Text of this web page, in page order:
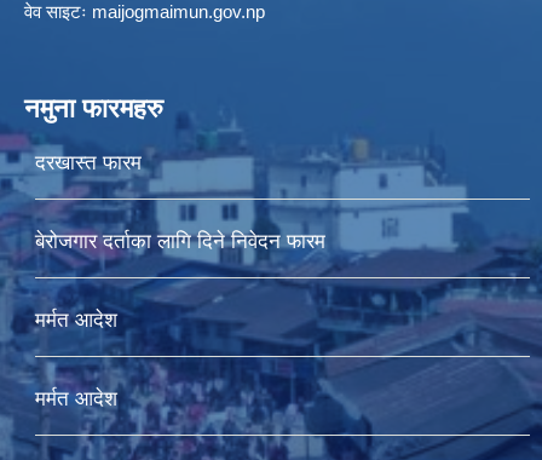
वेव साइटः maijogmaimun.gov.np
नमुना फारमहरु
दरखास्त फारम
बेरोजगार दर्ताका लागि दिने निवेदन फारम
मर्मत आदेश
मर्मत आदेश